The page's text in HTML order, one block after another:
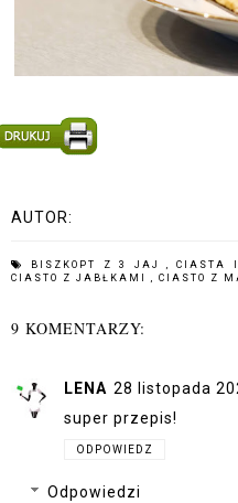
AUTOR:
BISZKOPT Z 3 JAJ ,CIASTA I
CIASTO Z JABŁKAMI
CIASTO Z
9 KOMENTARZY:
LENA 28 listopada
super przepis!
ODPOWIEDZ
Odpowiedzi